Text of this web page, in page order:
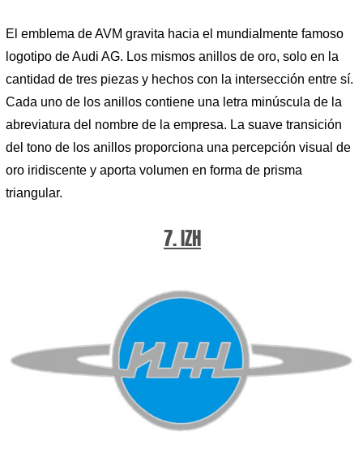
El emblema de AVM gravita hacia el mundialmente famoso
logotipo de Audi AG. Los mismos anillos de oro, solo en la
cantidad de tres piezas y hechos con la intersección entre sí.
Cada uno de los anillos contiene una letra minúscula de la
abreviatura del nombre de la empresa. La suave transición
del tono de los anillos proporciona una percepción visual de
oro iridiscente y aporta volumen en forma de prisma
triangular.
7. IZH